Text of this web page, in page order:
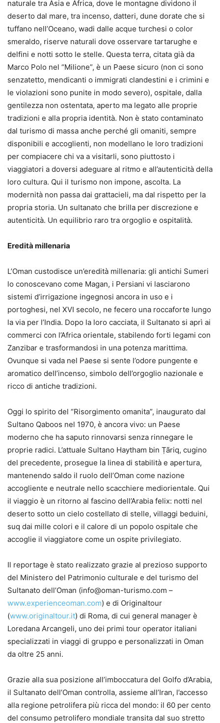
naturale tra Asia e Africa, dove le montagne dividono il
deserto dal mare, tra incenso, datteri, dune dorate che si
tuffano nell’Oceano, wadi dalle acque turchesi o color
smeraldo, riserve naturali dove osservare tartarughe e
delfini e notti sotto le stelle. Questa terra, citata già da
Marco Polo nel “Milione”, è un Paese sicuro (non ci sono
senzatetto, mendicanti o immigrati clandestini e i crimini e
le violazioni sono punite in modo severo), ospitale, dalla
gentilezza non ostentata, aperto ma legato alle proprie
tradizioni e alla propria identità. Non è stato contaminato
dal turismo di massa anche perché gli omaniti, sempre
disponibili e accoglienti, non modellano le loro tradizioni
per compiacere chi va a visitarli, sono piuttosto i
viaggiatori a doversi adeguare al ritmo e all’autenticità della
loro cultura. Qui il turismo non impone, ascolta. La
modernità non passa dai grattacieli, ma dal rispetto per la
propria storia. Un sultanato che brilla per discrezione e
autenticità. Un equilibrio raro tra orgoglio e ospitalità.
Eredità millenaria
L’Oman custodisce un’eredità millenaria: gli antichi Sumeri
lo conoscevano come Magan, i Persiani vi lasciarono
sistemi d’irrigazione ingegnosi ancora in uso e i
portoghesi, nel XVI secolo, ne fecero una roccaforte lungo
la via per l’India. Dopo la loro cacciata, il Sultanato si aprì ai
commerci con l’Africa orientale, stabilendo forti legami con
Zanzibar e trasformandosi in una potenza marittima.
Ovunque si vada nel Paese si sente l’odore pungente e
aromatico dell’incenso, simbolo dell’orgoglio nazionale e
ricco di antiche tradizioni.
Oggi lo spirito del “Risorgimento omanita”, inaugurato dal
Sultano Qaboos nel 1970, è ancora vivo: un Paese
moderno che ha saputo rinnovarsi senza rinnegare le
proprie radici. L’attuale Sultano Haytham bin Ṭāriq, cugino
del precedente, prosegue la linea di stabilità e apertura,
mantenendo saldo il ruolo dell’Oman come nazione
accogliente e neutrale nello scacchiere mediorientale. Qui
il viaggio è un ritorno al fascino dell’Arabia felix: notti nel
deserto sotto un cielo costellato di stelle, villaggi beduini,
suq dai mille colori e il calore di un popolo ospitale che
accoglie il viaggiatore come un ospite privilegiato.
Il reportage è stato realizzato grazie al prezioso supporto
del Ministero del Patrimonio culturale e del turismo del
Sultanato dell’Oman (info@oman-turismo.com –
www.experienceoman.com) e di Originaltour
(www.originaltour.it) di Roma, di cui general manager è
Loredana Arcangeli, uno dei primi tour operator italiani
specializzati in viaggi di gruppo e personalizzati in Oman
da oltre 25 anni.
Grazie alla sua posizione all’imboccatura del Golfo d’Arabia,
il Sultanato dell’Oman controlla, assieme all’Iran, l’accesso
alla regione petrolifera più ricca del mondo: il 60 per cento
del consumo petrolifero mondiale transita dal suo stretto